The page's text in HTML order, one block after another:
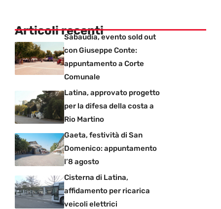
Articoli recentiSabaudia, evento sold out
con Giuseppe Conte:
appuntamento a Corte
Comunale
Latina, approvato progetto
per la difesa della costa a
Rio Martino
Gaeta, festività di San
Domenico: appuntamento
l’8 agosto
Cisterna di Latina,
affidamento per ricarica
veicoli elettrici